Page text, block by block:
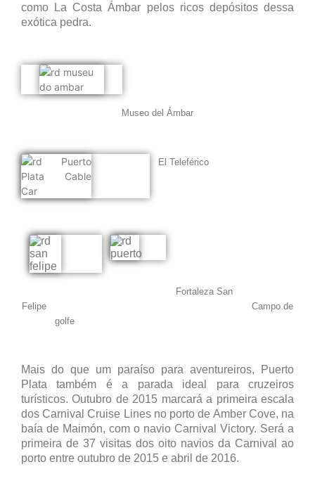
como La Costa Ámbar pelos ricos depósitos dessa
exótica pedra.
Museo del Ámbar
El Teleférico
Fortaleza San
Felipe Campo de
golfe
Mais do que um paraíso para aventureiros, Puerto
Plata também é a parada ideal para cruzeiros
turísticos. Outubro de 2015 marcará a primeira escala
dos Carnival Cruise Lines no porto de Amber Cove, na
baía de Maimón, com o navio Carnival Victory. Será a
primeira de 37 visitas dos oito navios da Carnival ao
porto entre outubro de 2015 e abril de 2016.